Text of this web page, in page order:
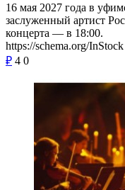
16 мая 2027 года в
заслуженный артист
концерта — в 18:00.
https://schema.org/InStock
₽ 4 0